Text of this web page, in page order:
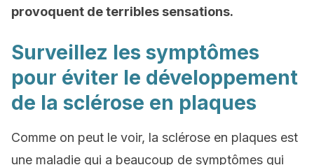
provoquent de terribles sensations.
Surveillez les symptômes
pour éviter le développement
de la sclérose en plaques
Comme on peut le voir, la sclérose en plaques est
une maladie qui a beaucoup de symptômes qui